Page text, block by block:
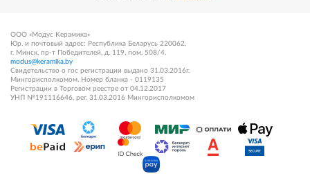
ООО «Модус Керамика»
Юр. и почтовый адрес: Республика Беларусь 220062,
г. Минск, пр-т Победителей, д. 119, пом. 508/4.
modus@keramika.by
Свидетельство о гос регистрации выдано 31.03.2016г.
Мингорисполкомом. Номер бланка - 0119135
Регистрации в Торговом реестре от 04.12.2017
УНП №191116646, рег. 31.03.2016 Мингорисполкомом